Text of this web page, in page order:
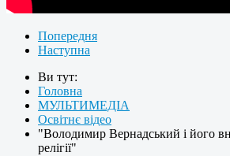
Попередня
Наступна
Ви тут:
Головна
МУЛЬТИМЕДІА
Освітнє відео
"Володимир Вернадський і його
релігії"